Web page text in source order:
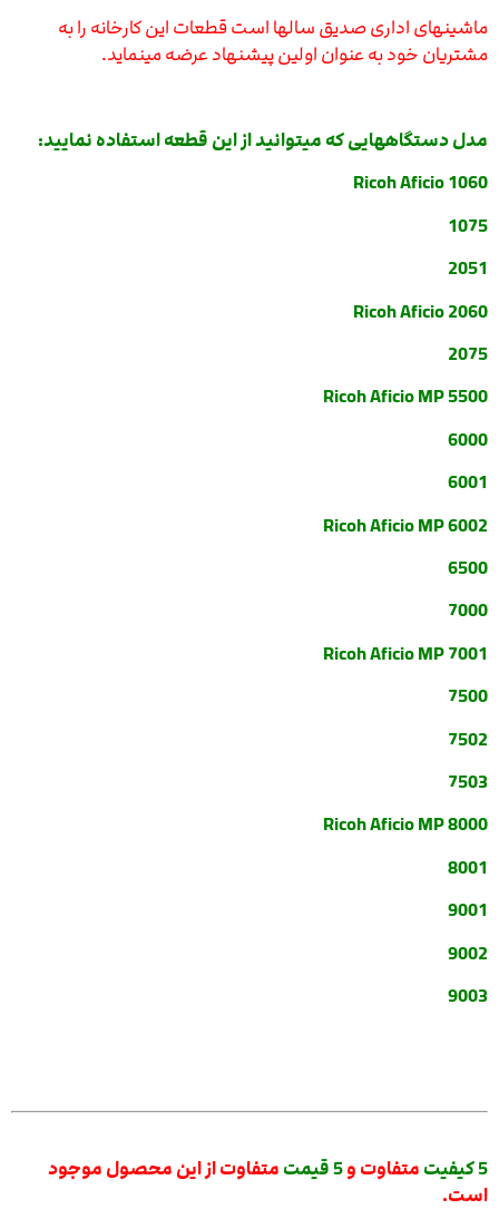
ماشینهای اداری صدیق سالها است قطعات این کارخانه را به
مشتریان خود به عنوان اولین پیشنهاد عرضه مینماید.
مدل دستگاههایی که میتوانید از این قطعه استفاده نمایید:
Ricoh Aficio 1060
1075
2051
Ricoh Aficio 2060
2075
Ricoh Aficio MP 5500
6000
6001
Ricoh Aficio MP 6002
6500
7000
Ricoh Aficio MP 7001
7500
7502
7503
Ricoh Aficio MP 8000
8001
9001
9002
9003
5 کیفیت متفاوت و5 قیمت
متفاوت از این محصول موجود
است.